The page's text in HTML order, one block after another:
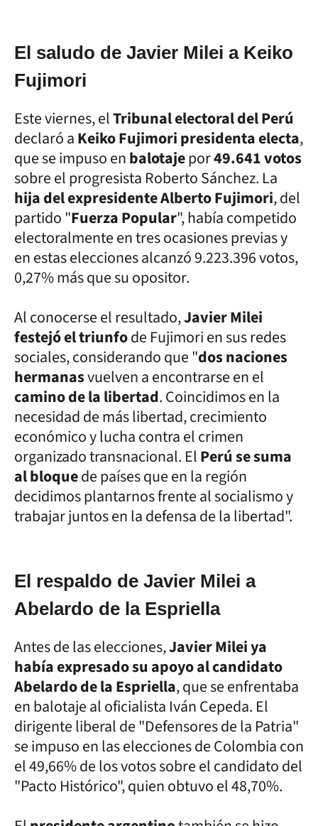
El saludo de Javier Milei a Keiko
Fujimori
Este viernes, elTribunal electoral del Perú
declaró aKeiko Fujimori presidenta electa,
que se impuso enbalotajepor49.641 votos
sobre el progresista Roberto Sánchez. La
hija del expresidente Alberto Fujimori, del
partido "Fuerza Popular", había competido
electoralmente en tres ocasiones previas y
en estas elecciones alcanzó 9.223.396 votos,
0,27% más que su opositor.
Al conocerse el resultado,Javier Milei
festejó el triunfode Fujimori en sus redes
sociales, considerando que "dos naciones
hermanasvuelven a encontrarse en el
camino de la libertad. Coincidimos en la
necesidad de más libertad, crecimiento
económico y lucha contra el crimen
organizado transnacional. ElPerú se suma
al bloquede países que en la región
decidimos plantarnos frente al socialismo y
trabajar juntos en la defensa de la libertad".
El respaldo de Javier Milei a
Abelardo de la Espriella
Antes de las elecciones,Javier Milei ya
había expresado su apoyo al candidato
Abelardo de la Espriella, que se enfrentaba
en balotaje al oficialista Iván Cepeda. El
dirigente liberal de "Defensores de la Patria"
se impuso en las elecciones de Colombia con
el 49,66% de los votos sobre el candidato del
"Pacto Histórico", quien obtuvo el 48,70%.